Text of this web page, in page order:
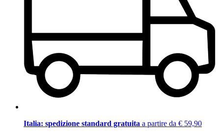
Italia: spedizione standard gratuita a partire da € 59,90